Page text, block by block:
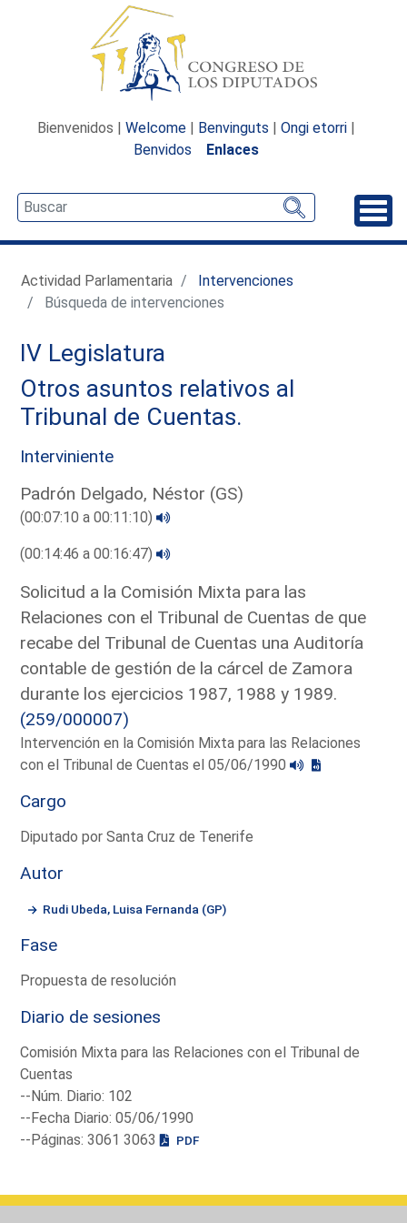
Bienvenidos | Welcome | Benvinguts | Ongi etorri |
Benvidos
Enlaces
Actividad Parlamentaria
Intervenciones
Búsqueda de intervenciones
IV Legislatura
Otros asuntos relativos al
Tribunal de Cuentas.
Interviniente
Padrón Delgado, Néstor (GS)
(00:07:10 a 00:11:10)
(00:14:46 a 00:16:47)
Solicitud a la Comisión Mixta para las
Relaciones con el Tribunal de Cuentas de que
recabe del Tribunal de Cuentas una Auditoría
contable de gestión de la cárcel de Zamora
durante los ejercicios 1987, 1988 y 1989.
(259/000007)
Intervención en la Comisión Mixta para las Relaciones
con el Tribunal de Cuentas el 05/06/1990
Cargo
Diputado por Santa Cruz de Tenerife
Autor
Rudi Ubeda, Luisa Fernanda (GP)
Fase
Propuesta de resolución
Diario de sesiones
Comisión Mixta para las Relaciones con el Tribunal de
Cuentas
--Núm. Diario: 102
--Fecha Diario: 05/06/1990
--Páginas: 3061 3063
PDF